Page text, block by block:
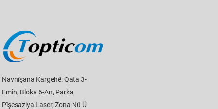
Navnîşana Kargehê: Qata 3-
Emîn, Bloka 6-An, Parka
Pîşesaziya Laser, Zona Nû Û